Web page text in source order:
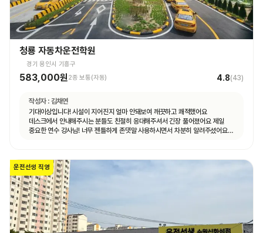
청룡 자동차운전학원
경기 용인시 기흥구
583,000원2종 보통(자동) 4.8(43)
작성자 : 김채연
기대이상입니다! 시설이 지어진지 얼마 안돼보여 깨끗하고 쾌적했어요
데스크에서 안내해주시는 분들도 친절히 응대해주셔서 긴장 풀어졌어요 제일
중요한 연수 강사님! 너무 젠틀하게 존댓말 사용하시면서 차분히 알려주셨어요
운전선생 직영